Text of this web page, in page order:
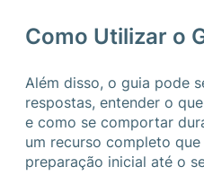
Como Utilizar o
Além disso, o guia pode
respostas, entender o
e como se comportar
um recurso completo
preparação inicial até o